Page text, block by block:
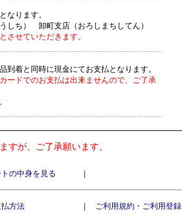
なります。
しち） 卸町支店（おろしまちしてん）
させていただきます。
到着と同時に現金にてお支払となります。
ードでのお支払は出来ませんので、ご了承
すが、ご了承願います。
の中身を見る ｜
方法 ｜ ご利用規約・ご利用登録